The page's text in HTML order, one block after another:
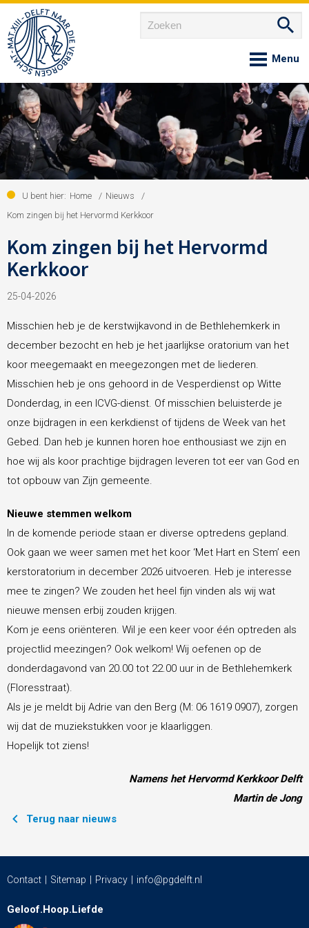
Home
Over ons
Nieuws
Agenda
Onze gemeenschappen
CityKerk
Geldzaken
Kerkdiensten
U bent hier: Home / Nieuws
/
Kom zingen bij het Hervormd Kerkkoor
Kom zingen bij het Hervormd
Kerkkoor
25-04-2026
Misschien heb je de kerstwijkavond in de Bethlehemkerk in
december bezocht en heb je het jaarlijkse oratorium van het
koor meegemaakt en meegezongen met de liederen.
Misschien heb je ons gehoord in de Vesperdienst op Witte
Donderdag, in een ICVG-dienst. Of misschien beluisterde je
onze bijdragen in een kerkdienst of tijdens de Week van het
Gebed. Dan heb je kunnen horen hoe enthousiast we zijn en
hoe wij als koor prachtige bijdragen leveren tot eer van God en
tot opbouw van Zijn gemeente.
Nieuwe stemmen welkom
In de komende periode staan er diverse optredens gepland.
Ook gaan we weer samen met het koor ‘Met Hart en Stem’ een
kerstoratorium in december 2026 uitvoeren. Heb je interesse
mee te zingen? We zouden het heel fijn vinden als wij wat
nieuwe mensen erbij zouden krijgen.
Kom je eens oriënteren. Wil je een keer voor één optreden als
projectlid meezingen? Ook welkom! Wij oefenen op de
donderdagavond van 20.00 tot 22.00 uur in de Bethlehemkerk
(Floresstraat).
Als je je meldt bij Adrie van den Berg (M: 06 1619 0907), zorgen
wij dat de muziekstukken voor je klaarliggen.
Hopelijk tot ziens!
Namens het Hervormd Kerkkoor Delft
Martin de Jong
Terug naar nieuws
Contact Sitemap Privacy info@pgdelft.nl
Geloof.Hoop.Liefde